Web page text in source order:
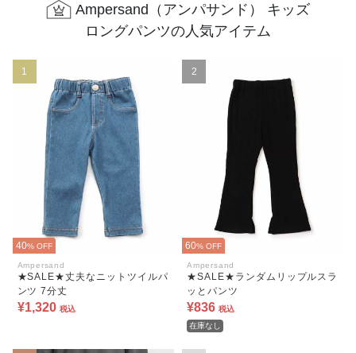
Ampersand（アンパサンド） キッズ
ロングパンツの人気アイテム
1
40% OFF
Ampersand
★SALE★丈夫なニットツイルパ
ンツ 7分丈
¥1,320 税込
2
60% OFF
Ampersand
★SALE★ランダムリップルスラ
ッとパンツ
¥836 税込
在庫なし